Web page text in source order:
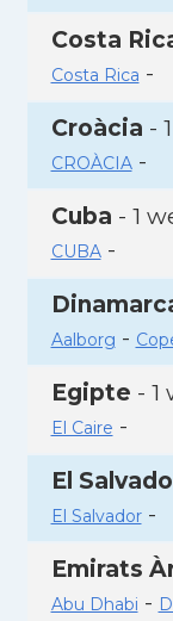
Costa
Costa Rica -
Croàcia -
CROÀCIA-
Cuba - 1
CUBA-
Aalborg -
Egipte - 1
El Caire -
El
El Salvador-
Emirats
Abu Dhabi -